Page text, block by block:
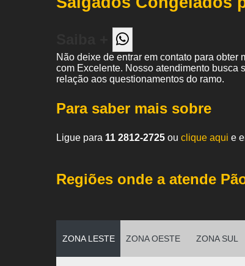
Não deixe de entrar em contato para
com Excelente. Nosso atendimento busca
relação aos questionamentos do ramo.
Para saber mais sobre
Ligue para 11 2812-2725 ou clique aqui e
Regiões onde a atende
ZONA LESTE ZONA OESTE ZONA SUL